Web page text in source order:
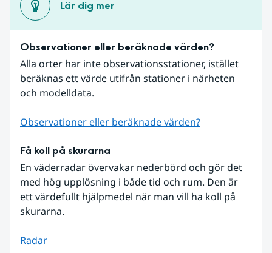
Lär dig mer
Observationer eller beräknade värden?
Alla orter har inte observationsstationer, istället
beräknas ett värde utifrån stationer i närheten
och modelldata.
Observationer eller beräknade värden?
Få koll på skurarna
En väderradar övervakar nederbörd och gör det
med hög upplösning i både tid och rum. Den är
ett värdefullt hjälpmedel när man vill ha koll på
skurarna.
Radar